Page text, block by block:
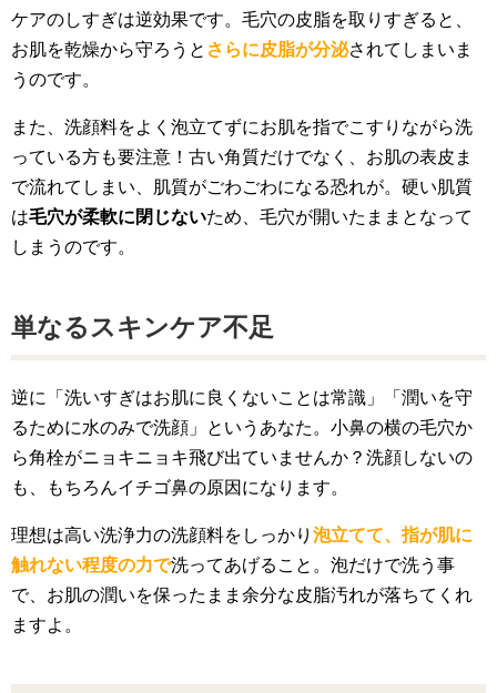
ケアのしすぎは逆効果です。毛穴の皮脂を取りすぎると、
お肌を乾燥から守ろうと さらに皮脂が分泌されてしまいま
うのです。
また、洗顔料をよく泡立てずにお肌を指でこすりながら洗
っている方も要注意！古い角質だけでなく、お肌の表皮ま
で流れてしまい、肌質がごわごわになる恐れが。硬い肌質
は毛穴が柔軟に閉じないため、毛穴が開いたままとなって
しまうのです。
単なるスキンケア不足
逆に「洗いすぎはお肌に良くないことは常識」「潤いを守
るために水のみで洗顔」というあなた。小鼻の横の毛穴か
ら角栓がニョキニョキ飛び出ていませんか？洗顔しないの
も、もちろんイチゴ鼻の原因になります。
理想は高い洗浄力の洗顔料をしっかり 泡立てて、指が肌に
触れない程度の力で洗ってあげること。泡だけで洗う事
で、お肌の潤いを保ったまま余分な皮脂汚れが落ちてくれ
ますよ。